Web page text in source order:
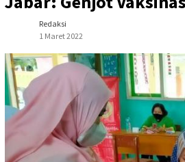
Redaksi
1 Maret 2022